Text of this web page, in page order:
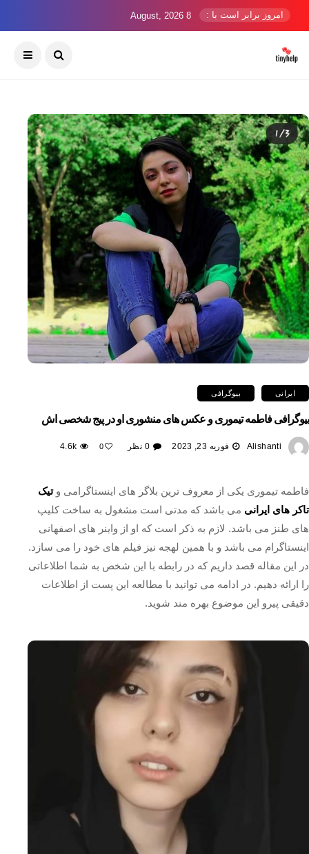
امروز برابر است با : 8 August, 2026
ایرانی بیوگرافی
بیوگرافی فاطمه تیموری و عکس های منشوری او در پیج شخصی اش
Alishanti فوریه 23, 2023 0 نظر 0
4.6k
فاطمه تیموری یکی از معروف ترین بلاگر های اینستاگرامی وتیک
تاکر های ایرانی می باشد که مدتی است مشغول به ساخت کلیپ
های طنز می باشد. لازم به ذکر است که او از واینر های اصفهانی
اینستاگرام می باشد و با همین لهجه نیز فیلم های خود را می سازد.
در این مقاله قصد داریم که در رابطه با این شخص به شما اطلاعاتی
را ارائه دهیم. در ادامه می توانید با مطالعه این پست از اطلاعات
دقیقی پیرو این موضوع بهره مند شوید.